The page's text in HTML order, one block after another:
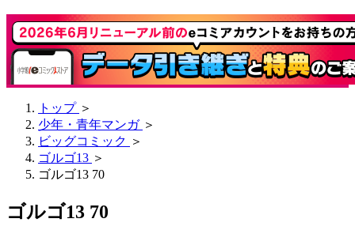
トップ ＞
少年・青年マンガ ＞
ビッグコミック ＞
ゴルゴ13 ＞
ゴルゴ13 70
ゴルゴ13 70